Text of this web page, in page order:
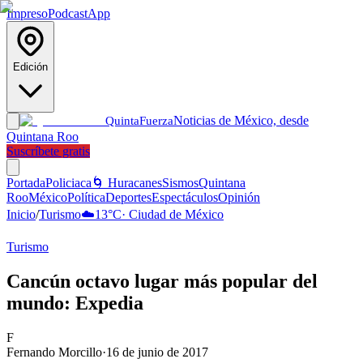
ImpresoPodcastApp
Edición
QuintaFuerzaNoticias de México, desde
Quintana Roo
Suscríbete gratis
PortadaPoliciaca 🌀 HuracanesSismosQuintana
RooMéxicoPolíticaDeportesEspectáculosOpinión
Inicio/Turismo☁️13°C· Ciudad de México
Turismo
Cancún octavo lugar más popular del
mundo: Expedia
F
Fernando Morcillo·16 de junio de 2017